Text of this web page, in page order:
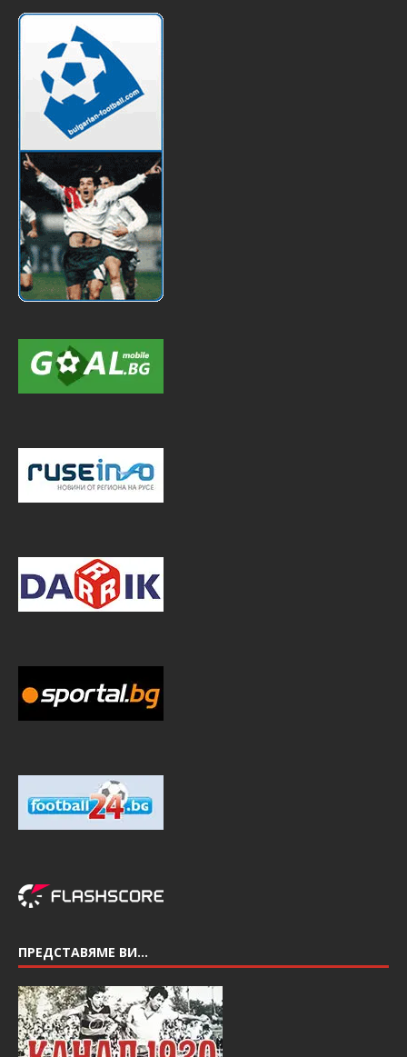
ПРЕДСТАВЯМЕ ВИ…